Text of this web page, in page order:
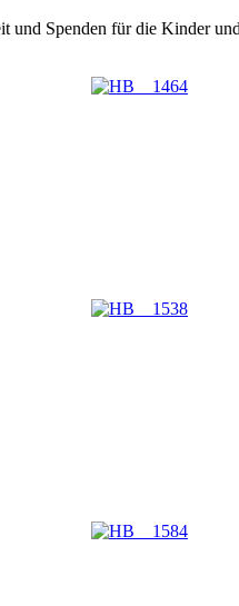
und Spenden für die Kinder